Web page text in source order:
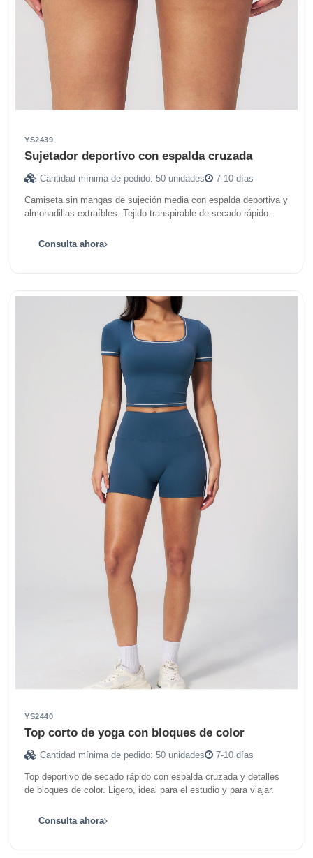
YS2439
Sujetador deportivo con espalda cruzada
Cantidad mínima de pedido: 50 unidades 7-10 días
Camiseta sin mangas de sujeción media con espalda deportiva y
almohadillas extraíbles. Tejido transpirable de secado rápido.
Consulta ahora
YS2440
Top corto de yoga con bloques de color
Cantidad mínima de pedido: 50 unidades 7-10 días
Top deportivo de secado rápido con espalda cruzada y detalles
de bloques de color. Ligero, ideal para el estudio y para viajar.
Consulta ahora